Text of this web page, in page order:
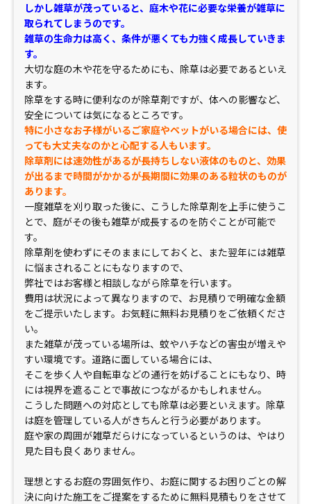
しかし雑草が茂っていると、庭木や花に必要な栄養が雑草に
取られてしまうのです。
雑草の生命力は高く、条件が悪くても力強く成長していきま
す。
大切な庭の木や花を守るためにも、除草は必要であるといえ
ます。
除草をする時に便利なのが除草剤ですが、体への影響など、
安全については気になるところです。
特に小さなお子様がいるご家庭やペットがいる場合には、使
っても大丈夫なのかと心配する人もいます。
除草剤には速効性があるが長持ちしない液体のものと、効果
が出るまで時間がかかるが長期間に効果のある粒状のものが
あります。
一度雑草を刈り取った後に、こうした除草剤を上手に使うこ
とで、庭がその後も雑草が成長するのを防ぐことが可能で
す。
除草剤を使わずにそのままにしておくと、また翌年には雑草
に悩まされることにもなりますので、
弊社ではお客様と相談しながら除草を行います。
費用は状況によって異なりますので、お見積りで明確な金額
をご提示いたします。お気軽に無料お見積りをご依頼くださ
い。
また雑草が茂っている場所は、蚊やハチなどの害虫が増えや
すい環境です。道路に面している場合には、
そこを歩く人や自転車などの通行を妨げることにもなり、時
には視界を遮ることで事故につながるかもしれません。
こうした問題への対応としても除草は必要といえます。除草
は庭を管理している人がきちんと行う必要があります。
庭や家の周囲が雑草だらけになっているというのは、やはり
見た目も良くありません。
理想とするお庭の雰囲気作り、お庭に関するお困りごとの解
決に向けた施工をご提案をするために無料見積もりをさせて